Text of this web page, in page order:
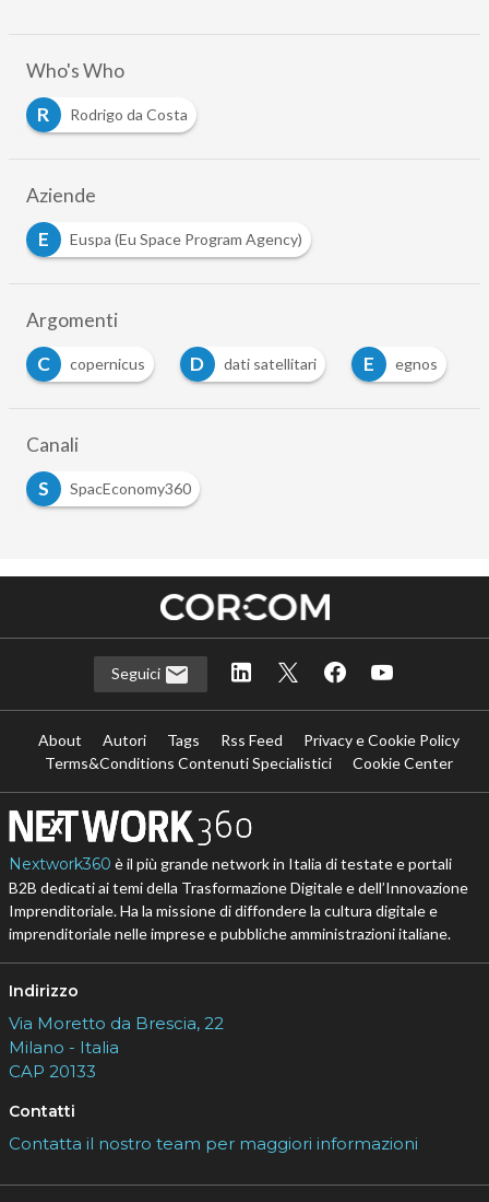
Who's Who
R
Rodrigo da Costa
Aziende
E
Euspa (Eu Space Program Agency)
Argomenti
copernicus dati satellitari egnos
Canali
S
SpacEconomy360
Seguici
About Autori Tags Rss Feed
Privacy e Cookie Policy
Terms&Conditions Contenuti Specialistici
Cookie Center
Nextwork360 è il più grande network in Italia di testate e portali
B2B dedicati ai temi della Trasformazione Digitale e dell’Innovazione
Imprenditoriale. Ha la missione di diffondere la cultura digitale e
imprenditoriale nelle imprese e pubbliche amministrazioni italiane.
Indirizzo
Via Moretto da Brescia, 22
Milano - Italia
CAP 20133
Contatti
Contatta il nostro team per maggiori informazioni